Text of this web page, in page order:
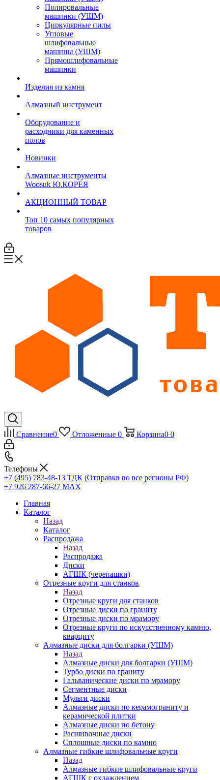
Полировальные
машинки (УШМ)
Циркулярные пилы
Угловые
шлифовальные
машины (УШМ)
Прямошлифовальные
машинки
Изделия из камня
Алмазный инструмент
Оборудование и
расходники для каменных
полов
Новинки
Алмазные инструменты
Woosuk Ю.КОРЕЯ
АКЦИОННЫЙ ТОВАР
Топ 10 самых популярных
товаров
Сравнение0 Отложенные 0 Корзина0 0
Телефоны
+7 (495) 783-48-13 ТДК (Отправкв во все регионы РФ)
+7 926 287-66-27 МАХ
Главная
Каталог
Назад
Каталог
Распродажа
Назад
Распродажа
Диски
АГШК (черепашки)
Отрезные круги для станков
Назад
Отрезные круги для станков
Отрезные диски по граниту
Отрезные диски по мрамору
Отрезные круги по искусственному камню,
кварциту
Алмазные диски для болгарки (УШМ)
Назад
Алмазные диски для болгарки (УШМ)
Турбо диски по граниту
Гальванические диски по мрамору
Сегментные диски
Мульти диски
Алмазные диски по керамограниту и
керамической плитки
Алмазные диски по бетону
Расшивочные диски
Сплошные диски по камню
Алмазные гибкие шлифовальные круги
Назад
Алмазные гибкие шлифовальные круги
АГШК с охлаждением